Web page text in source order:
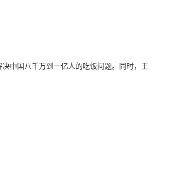
中国八千万到一亿人的吃饭问题。同时，王